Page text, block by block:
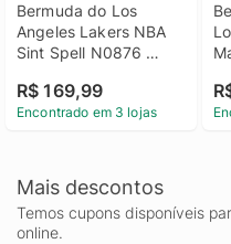
Bermuda do Los
Angeles Lakers NBA
Sint Spell N0876
R$ 169,99
Encontrado em 3 lojas
Mais descontos
Temos cupons disponíveis
online.